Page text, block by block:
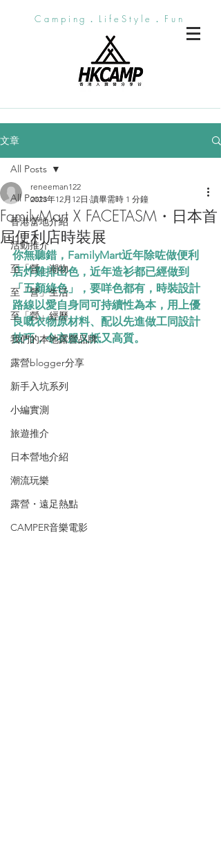
Camping．LifeStyle．Fun
文章
All Posts
香港營地介紹
活動推介
至「營」潮物
至「營」生活
至「營」經歷
我們的本地露營品牌
露營blogger分享
新手入坑系列
小編實測
旅遊推介
日本營地介紹
潮流玩樂
露營・遠足熱點
CAMPER音樂電影
All Posts
FamilyMart X FACETASM・日本首
屆便利店時裝展
reneeman122
2023年12月12日 讀畢需時 1 分鐘
你無聽錯，FamilyMart近年除咗做便利
店炸雞排出色，近年造衫都已經做到
「五顏綠色」，要咩色都有，時裝設計
路線以愛自身同可持續性為本，用上優
良嘅衣物原材料、配以先進做工同設計
技巧，令衣服又抵又高質。